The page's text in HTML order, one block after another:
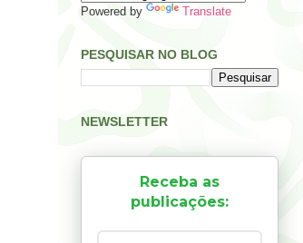
Powered by Translate
PESQUISAR NO BLOG
NEWSLETTER
Receba as
publicações: